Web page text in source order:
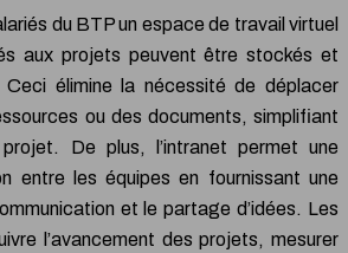
du BTP un espace de travail virtuel
aux projets peuvent être stockés et
élimine la nécessité de déplacer
ou des documents, simplifiant
De plus, l’intranet permet une
entre les équipes en fournissant une
et le partage d’idées. Les
l’avancement des projets, mesurer